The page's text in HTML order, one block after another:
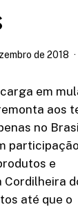
de 2018
em
aos
no
e
até que o